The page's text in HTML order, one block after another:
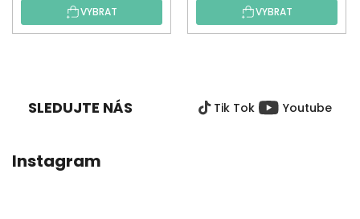
VYBRAT VYBRAT
SLEDUJTE NÁS Tik Tok Youtube
Instagram